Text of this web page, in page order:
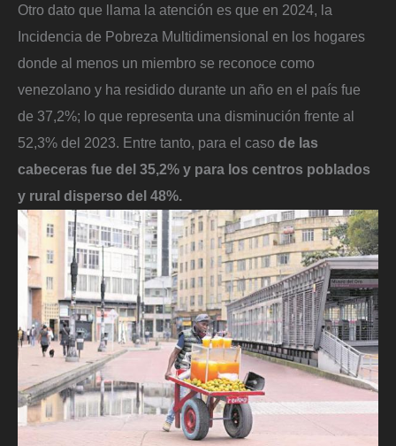
Otro dato que llama la atención es que en 2024, la
Incidencia de Pobreza Multidimensional en los hogares
donde al menos un miembro se reconoce como
venezolano y ha residido durante un año en el país fue
de 37,2%; lo que representa una disminución frente al
52,3% del 2023. Entre tanto, para el caso de las
cabeceras fue del 35,2% y para los centros poblados
y rural disperso del 48%.